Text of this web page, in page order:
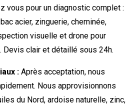
vous pour un diagnostic complet :
acier, zinguerie, cheminée,
visuelle et drone pour
Devis clair et détaillé sous 24h.
: Après acceptation, nous
Nous approvisionnons
du Nord, ardoise naturelle, zinc,